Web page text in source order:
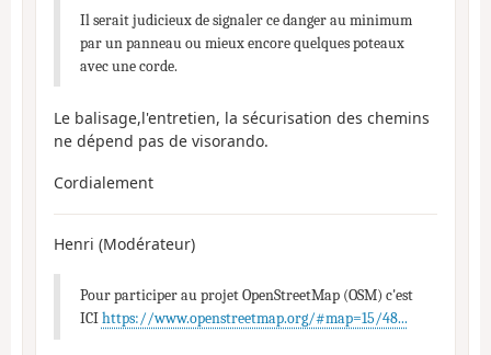
Il serait judicieux de signaler ce danger au minimum
par un panneau ou mieux encore quelques poteaux
avec une corde.
Le balisage,l'entretien, la sécurisation des chemins
ne dépend pas de visorando.
Cordialement
Henri (Modérateur)
Pour participer au projet OpenStreetMap (OSM) c'est
ICIhttps://www.openstreetmap.org/#map=15/48...